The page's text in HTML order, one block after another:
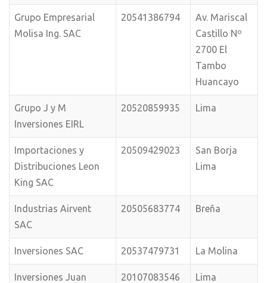
Grupo Empresarial
Molisa Ing. SAC
20541386794
Av. Mariscal
Castillo Nº
2700 El
Tambo
Huancayo
Grupo J y M
Inversiones EIRL
20520859935 Lima
Importaciones y
Distribuciones Leon
King SAC
20509429023
San Borja
Lima
Industrias Airvent
SAC
20505683774 Breña
Inversiones SAC 20537479731 La Molina
Inversiones Juan
20107083546 Lima